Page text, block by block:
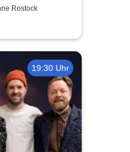
Band - In
Rostock
19:30 Uhr